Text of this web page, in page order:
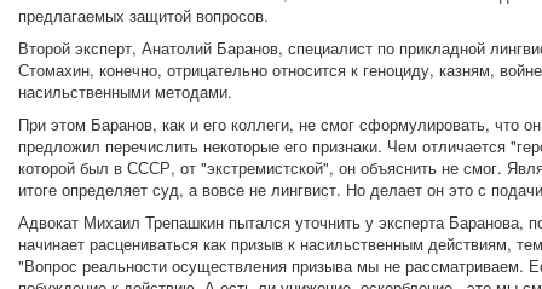
предлагаемых защитой вопросов.
Второй эксперт, Анатолий Баранов, специалист по прикладной
Стомахин, конечно, отрицательно относится к геноциду, казням,
насильственными методами.
При этом Баранов, как и его коллеги, не смог сформулировать, что
предложил перечислить некоторые его признаки. Чем отличается
которой был в СССР, от "экстремистской", он объяснить не смог.
итоге определяет суд, а вовсе не лингвист. Но делает он это с
Адвокат Михаил Трепашкин пытался уточнить у эксперта Баранова,
начинает расцениваться как призыв к насильственным действиям,
"Вопрос реальности осуществления призыва мы не рассматриваем.